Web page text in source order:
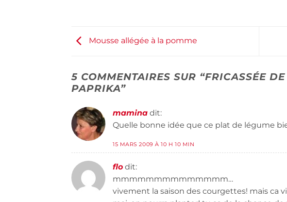
Mousse allégée à la pomme
5 COMMENTAIRES SUR “FRICASSÉE
PAPRIKA”
mamina dit:
Quelle bonne idée que ce plat de légume
15 MARS 2009 À 10 H 10 MIN
flo dit:
mmmmmmmmmmmmmm…
vivement la saison des courgettes! mais ca